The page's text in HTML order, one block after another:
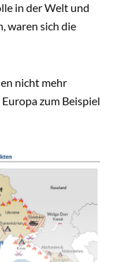
in der Welt und
waren sich die
nicht mehr
zum Beispiel